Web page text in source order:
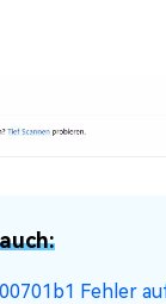
Fehler